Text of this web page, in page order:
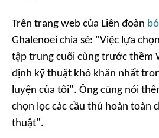
Trên trang web của Liên đoàn
Ghalenoei chia sẻ: "Việc lựa
tập trung cuối cùng trước thềm
định kỹ thuật khó khăn nhất
luyện của tôi". Ông cũng nói
chọn lọc các cầu thủ hoàn toàn
thuật".